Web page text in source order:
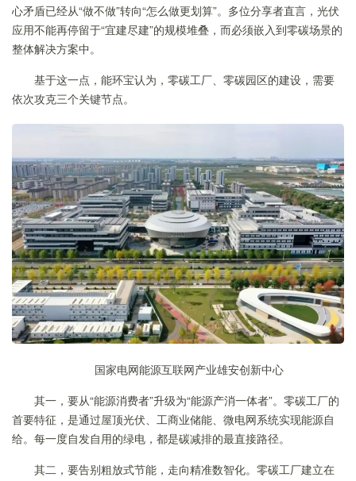
心矛盾已经从“做不做”转向“怎么做更划算”。多位分享者直言，光伏
应用不能再停留于“宜建尽建”的规模堆叠，而必须嵌入到零碳场景的
整体解决方案中。
基于这一点，能环宝认为，零碳工厂、零碳园区的建设，需要
依次攻克三个关键节点。
国家电网能源互联网产业雄安创新中心
其一，要从“能源消费者”升级为“能源产消一体者”。零碳工厂的
首要特征，是通过屋顶光伏、工商业储能、微电网系统实现能源自
给。每一度自发自用的绿电，都是碳减排的最直接路径。
其二，要告别粗放式节能，走向精准数智化。零碳工厂建立在